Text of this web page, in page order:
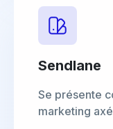
Sendlane
Se présente
marketing